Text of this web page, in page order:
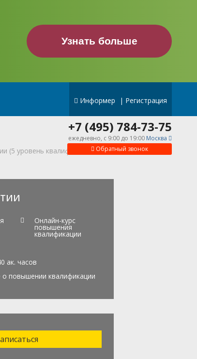
Узнать больше
Информер | Регистрация
Обратный звонок
+7 (495) 784-73-75
ежедневно, c 9:00 до 19:00 Москва
(5 уровень квалификации)
Онлайн-курс
повышения
квалификации
ак. часов
о повышении квалификации